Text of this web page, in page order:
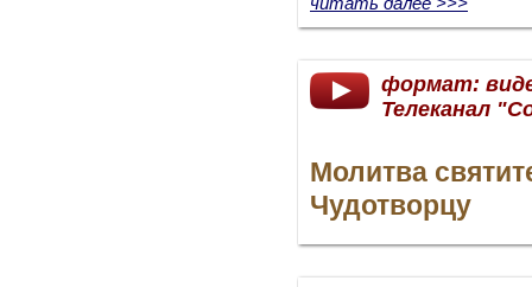
формат:
Телеканал
Молитва
Чудотворцу